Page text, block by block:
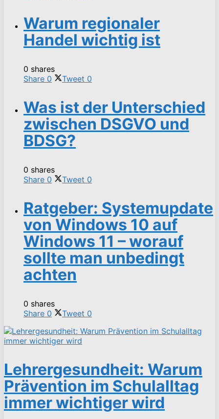
Warum regionaler
Handel wichtig ist
0 shares
Share 0 Tweet 0
Was ist der Unterschied
zwischen DSGVO und
BDSG?
0 shares
Share 0 Tweet 0
Ratgeber: Systemupdate
von Windows 10 auf
Windows 11 – worauf
sollte man unbedingt
achten
0 shares
Share 0 Tweet 0
Lehrergesundheit: Warum
Prävention im Schulalltag
immer wichtiger wird